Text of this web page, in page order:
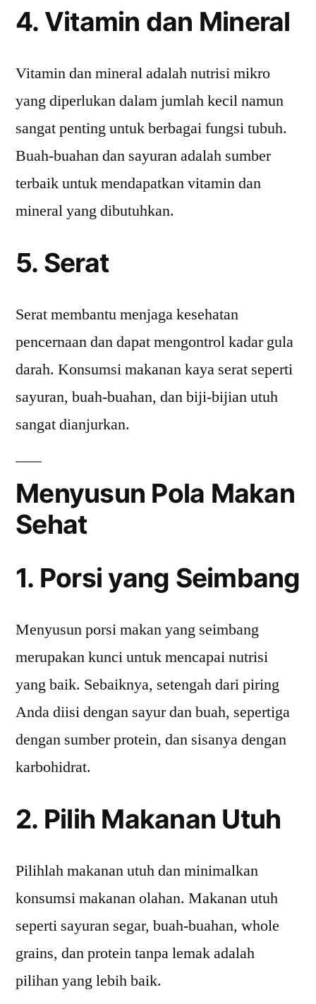
4. Vitamin dan Mineral
Vitamin dan mineral adalah nutrisi mikro
yang diperlukan dalam jumlah kecil namun
sangat penting untuk berbagai fungsi tubuh.
Buah-buahan dan sayuran adalah sumber
terbaik untuk mendapatkan vitamin dan
mineral yang dibutuhkan.
5. Serat
Serat membantu menjaga kesehatan
pencernaan dan dapat mengontrol kadar gula
darah. Konsumsi makanan kaya serat seperti
sayuran, buah-buahan, dan biji-bijian utuh
sangat dianjurkan.
Menyusun Pola Makan
Sehat
1. Porsi yang Seimbang
Menyusun porsi makan yang seimbang
merupakan kunci untuk mencapai nutrisi
yang baik. Sebaiknya, setengah dari piring
Anda diisi dengan sayur dan buah, sepertiga
dengan sumber protein, dan sisanya dengan
karbohidrat.
2. Pilih Makanan Utuh
Pilihlah makanan utuh dan minimalkan
konsumsi makanan olahan. Makanan utuh
seperti sayuran segar, buah-buahan, whole
grains, dan protein tanpa lemak adalah
pilihan yang lebih baik.